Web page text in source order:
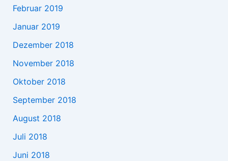
Februar 2019
Januar 2019
Dezember 2018
November 2018
Oktober 2018
September 2018
August 2018
Juli 2018
Juni 2018